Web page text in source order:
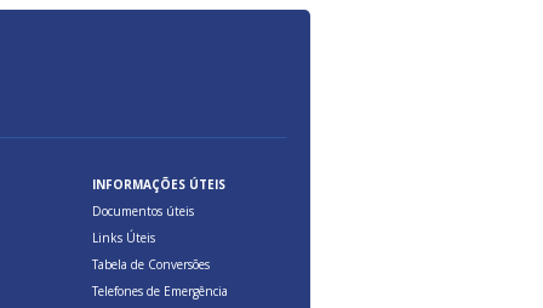
INFORMAÇÕES ÚTEIS
Documentos úteis
Links Úteis
Tabela de Conversões
Telefones de Emergência